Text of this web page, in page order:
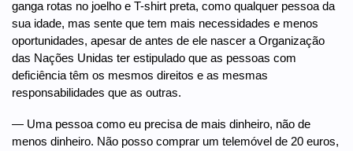
ganga rotas no joelho e T-shirt preta, como qualquer pessoa da
sua idade, mas sente que tem mais necessidades e menos
oportunidades, apesar de antes de ele nascer a Organização
das Nações Unidas ter estipulado que as pessoas com
deficiência têm os mesmos direitos e as mesmas
responsabilidades que as outras.
— Uma pessoa como eu precisa de mais dinheiro, não de
menos dinheiro. Não posso comprar um telemóvel de 20 euros,